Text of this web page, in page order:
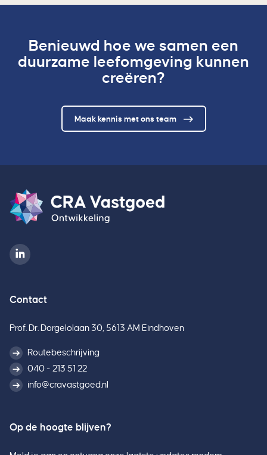
Benieuwd hoe we samen een
duurzame leefomgeving kunnen
creëren?
Maak kennis met ons team
Contact
Prof. Dr. Dorgelolaan 30, 5613 AM Eindhoven
Routebeschrijving
040 - 213 51 22
info@cravastgoed.nl
Op de hoogte blijven?